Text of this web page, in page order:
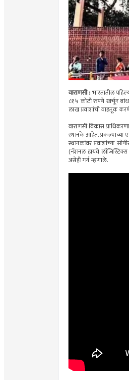
वाराणसी :भारतातील
८१५ कोटी रुपये खर्चून
लाख प्रवाशांची वाहतूक
वाराणसी विकास
स्थानके आहेत. प्रकल्पाच्या
स्थानकांवर प्रवाशांच्या
(नॅशनल हायवे
असेही गर्ग म्हणाले.